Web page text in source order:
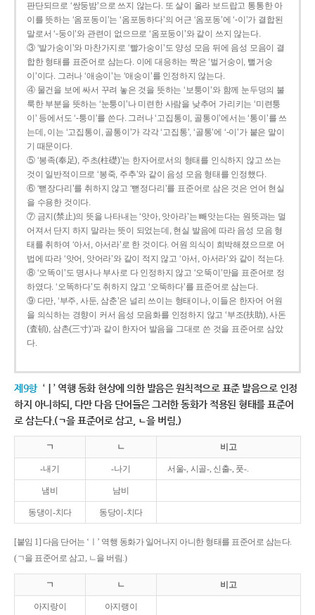
판단되므로 ‘쌍둥밤’으로 쓰지 않는다. 또 살이 올라 보드랍고 통통한 아
이를 뜻하는 ‘옴포동이’는 ‘옴포동하다’의 어근 ‘옴포동’에 ‘-이’가 결합된
말로서 ‘-둥이’와 관련이 없으므로 ‘옴포둥이’와 같이 쓰지 않는다.
③ ‘발가숭이’와 마찬가지로 ‘빨가숭이’도 양성 모음 뒤에 음성 모음이 결
합한 형태를 표준어로 삼는다. 이에 대응하는 짝은 ‘벌거숭이, 뻘거숭
이’이다. 그러나 ‘애송이’는 ‘애숭이’를 인정하지 않는다.
④ 물건을 보에 싸서 꾸려 놓은 것을 뜻하는 ‘보퉁이’와 함께 눈두덩의 불
룩한 부분을 뜻하는 ‘눈퉁이’나 미련한 사람을 낮추어 가리키는 ‘미련퉁
이’ 등에서도 ‘-퉁이’를 쓴다. 그러나 ‘고집통이, 골통이’에서는 ‘통이’를 쓰
는데, 이는 ‘고집통이, 골통이’가 각각 ‘고집통’, ‘골통’에 ‘-이’가 붙은 말이
기 때문이다.
⑤ ‘봉족(奉足), 주초(柱礎)’는 한자어로서의 형태를 인식하지 않고 쓰는
것이 일반적이므로 ‘봉죽, 주추’와 같이 음성 모음 형태를 인정했다.
⑥ ‘뻗장다리’를 취하지 않고 ‘뻗정다리’를 표준어로 삼은 것은 언어 현실
을 수용한 것이다.
⑦ 금지(禁止)의 뜻을 나타내는 ‘앗아, 앗아라’는 빼앗는다는 원뜻과는 멀
어져서 단지 하지 말라는 뜻이 되었는데, 현실 발음에 따라 음성 모음 형
태를 취하여 ‘아서, 아서라’로 한 것이다. 어원 의식이 희박해졌으므로 어
법에 따라 ‘앗어, 앗어라’와 같이 적지 않고 ‘아서, 아서라’와 같이 적는다.
⑧ ‘오똑이’도 명사나 부사로 다 인정하지 않고 ‘오뚝이’만을 표준어로 정
하였다. ‘오똑하다’도 취하지 않고 ‘오뚝하다’를 표준어로 삼는다.
⑨ 다만, ‘부주, 사둔, 삼춘’은 널리 쓰이는 형태이나, 이들은 한자어 어원
을 의식하는 경향이 커서 음성 모음화를 인정하지 않고 ‘부조(扶助), 사돈
(査頓), 삼촌(三寸)’과 같이 한자어 발음을 그대로 쓴 것을 표준어로 삼았
다.
제9항 ‘ㅣ’ 역행 동화 현상에 의한 발음은 원칙적으로 표준 발음으로 인정
하지 아니하되, 다만 다음 단어들은 그러한 동화가 적용된 형태를 표준어
로 삼는다.(ㄱ을 표준어로 삼고, ㄴ을 버림.)
ㄱ ㄴ 비고
-내기 -나기 서울-, 시골-, 신출-, 풋-.
냄비 남비
동댕이-치다 동당이-치다
[붙임 1] 다음 단어는 ‘ㅣ’ 역행 동화가 일어나지 아니한 형태를 표준어로 삼는다.
(ㄱ을 표준어로 삼고, ㄴ을 버림.)
ㄱ ㄴ 비고
아지랑이 아지랭이